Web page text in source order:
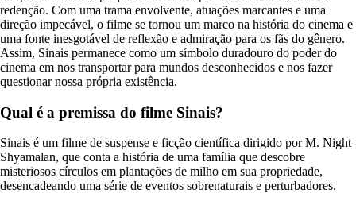
redenção. Com uma trama envolvente, atuações marcantes e uma
direção impecável, o filme se tornou um marco na história do cinema e
uma fonte inesgotável de reflexão e admiração para os fãs do gênero.
Assim, Sinais permanece como um símbolo duradouro do poder do
cinema em nos transportar para mundos desconhecidos e nos fazer
questionar nossa própria existência.
Qual é a premissa do filme Sinais?
Sinais é um filme de suspense e ficção científica dirigido por M. Night
Shyamalan, que conta a história de uma família que descobre
misteriosos círculos em plantações de milho em sua propriedade,
desencadeando uma série de eventos sobrenaturais e perturbadores.